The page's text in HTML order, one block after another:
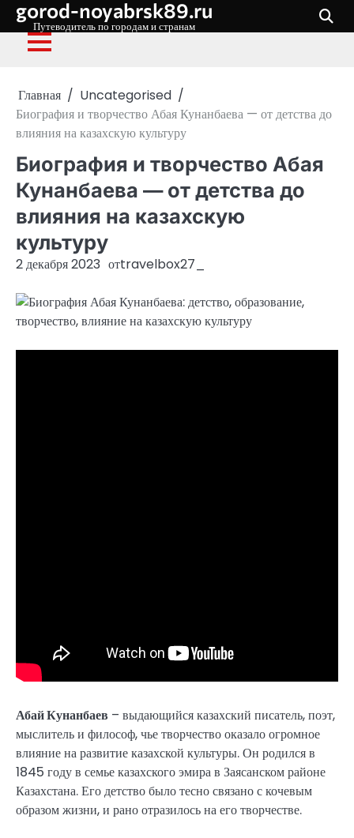
Перейти
содержимому
gorod-noyabrsk89.ru
Путеводитель по городам и странам
Главная
Uncategorised
Биография и творчество Абая Кунанбаева — от детства до
влияния на казахскую культуру
Биография и творчество Абая
Кунанбаева — от детства до
влияния на казахскую
культуру
2 декабря 2023 отtravelbox27_
Абай Кунанбаев – выдающийся казахский писатель, поэт,
мыслитель и философ, чье творчество оказало огромное
влияние на развитие казахской культуры. Он родился в
1845 году в семье казахского эмира в Заясанском районе
Казахстана. Его детство было тесно связано с кочевым
образом жизни, и рано отразилось на его творчестве.